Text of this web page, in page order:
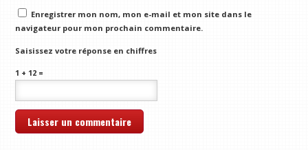
Enregistrer mon nom, mon e-mail et mon site dans le
navigateur pour mon prochain commentaire.
Saisissez votre réponse en chiffres
1 + 12 =